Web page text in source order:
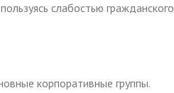
слабостью гражданского
корпоративные группы.